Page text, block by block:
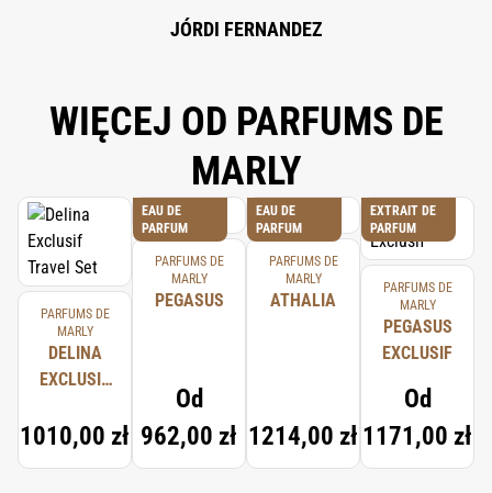
JÓRDI FERNANDEZ
WIĘCEJ OD PARFUMS DE
MARLY
PARFUMS DE
MARLY
DELINA
EXCLUSIF
SET
1010,00 zł
EAU DE
PARFUM
PARFUMS DE
MARLY
PEGASUS
Od
962,00 zł
EAU DE
PARFUM
PARFUMS DE
MARLY
ATHALIA
1214,00 zł
EXTRAIT DE
PARFUM
PARFUMS DE
MARLY
PEGASUS
EXCLUSIF
Od
1171,00 zł